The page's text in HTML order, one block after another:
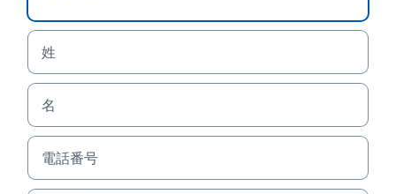
財務向けエージェントは、信頼性、効率性、そして
ビジネス価値を大規模にもたらします。高度な自動
化、より優れたリスク管理、データドリブンなイン
サイト、そしてこれまでにないスピードと正確性を
実現する方法をご覧ください。
レポートを読む
姓
名
電話番号